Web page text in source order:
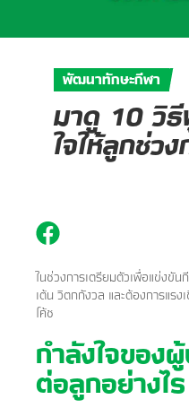
พัฒนาทักษะกีฬา
มาดู 10 วิ
ใจให้ลูกช่ว
ในช่วงการเตรียมตัวเพื่อแข่งขั
เต้น วิตกกังวล และต้องการแ
โค้ช
กำลังใจของ
ต่อลูกอย่างไ